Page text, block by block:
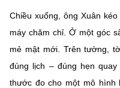
Chiều xuống, ông Xuân
máy chăm chỉ. Ở một góc
mẻ mật mới. Trên tường,
đúng lịch – đúng hẹn
thước đo cho một mô hình